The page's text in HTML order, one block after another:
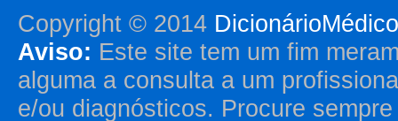
Copyright © 2014
Aviso: Este site tem um fim
alguma a consulta a um
e/ou diagnósticos. Procure